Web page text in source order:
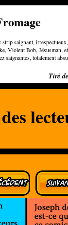
saignant,
Violent Bob, Jésusman,
saignantes, totalement
Tiré